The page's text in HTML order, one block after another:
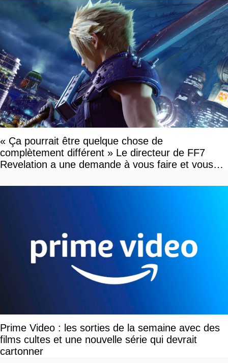
« Ça pourrait être quelque chose de
complètement différent » Le directeur de FF7
Revelation a une demande à vous faire et vous
Prime Video : les sorties de la semaine avec des
films cultes et une nouvelle série qui devrait
cartonner